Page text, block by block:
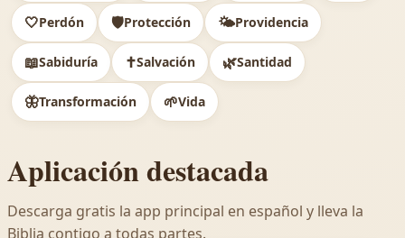
🤍Perdón 🛡️Protección 🌤️Providencia
📖Sabiduría ✝️Salvación 🌿Santidad
🦋Transformación 🌱Vida
Aplicación destacada
Descarga gratis la app principal en español y lleva la
Biblia contigo a todas partes.